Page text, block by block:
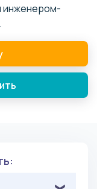
инженером-